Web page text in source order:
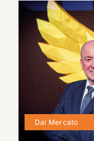
Dal Mercato